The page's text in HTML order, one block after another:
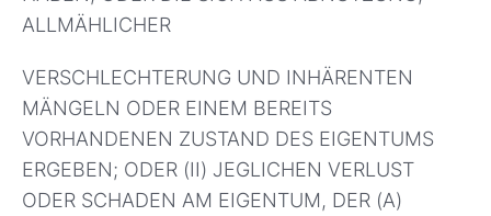
ALLMÄHLICHER
VERSCHLECHTERUNG UND INHÄRENTEN
MÄNGELN ODER EINEM BEREITS
VORHANDENEN ZUSTAND DES EIGENTUMS
ERGEBEN; ODER (II) JEGLICHEN VERLUST
ODER SCHADEN AM EIGENTUM, DER (A)